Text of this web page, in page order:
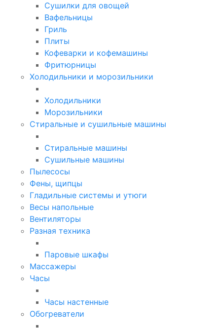
Сушилки для овощей
Вафельницы
Гриль
Плиты
Кофеварки и кофемашины
Фритюрницы
Холодильники и морозильники
Холодильники
Морозильники
Стиральные и сушильные машины
Стиральные машины
Сушильные машины
Пылесосы
Фены, щипцы
Гладильные системы и утюги
Весы напольные
Вентиляторы
Разная техника
Паровые шкафы
Массажеры
Часы
Часы настенные
Обогреватели